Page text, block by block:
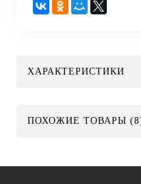
ХАРАКТЕРИСТИКИ
ПОХОЖИЕ ТОВАРЫ